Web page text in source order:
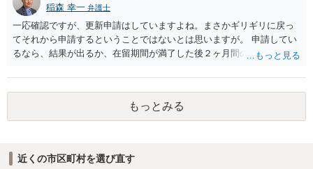
稲森 幸一 弁護士
一応確認ですが、更新申請はしていますよね。まさかギリギリに戻っ
てそれから申請するということではないとは思いますが。 申請してい
るなら、結果が出るか、在留期間が満了した後２ヶ月間のいずれか早
コロナで２ヶ月も帰国が遅れることはまずないのではないでしょう
か。
もっとみる
近くの市区町村を選び直す